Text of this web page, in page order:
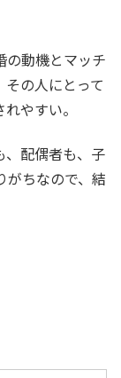
の動機とマッチ
の人にとって
やすい。
、配偶者も、子
がちなので、結